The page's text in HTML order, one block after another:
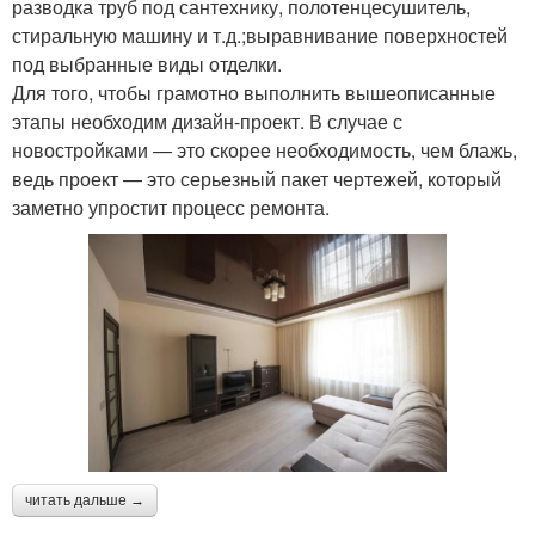
разводка труб под сантехнику, полотенцесушитель,
стиральную машину и т.д.;выравнивание поверхностей
под выбранные виды отделки.
Для того, чтобы грамотно выполнить вышеописанные
этапы необходим дизайн-проект. В случае с
новостройками — это скорее необходимость, чем блажь,
ведь проект — это серьезный пакет чертежей, который
заметно упростит процесс ремонта.
читать дальше →